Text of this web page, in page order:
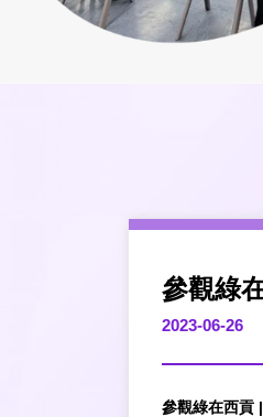
參觀綠
2023-06-26
參觀綠在西貢